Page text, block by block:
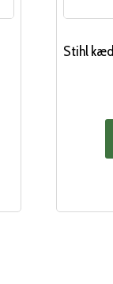
Stihl